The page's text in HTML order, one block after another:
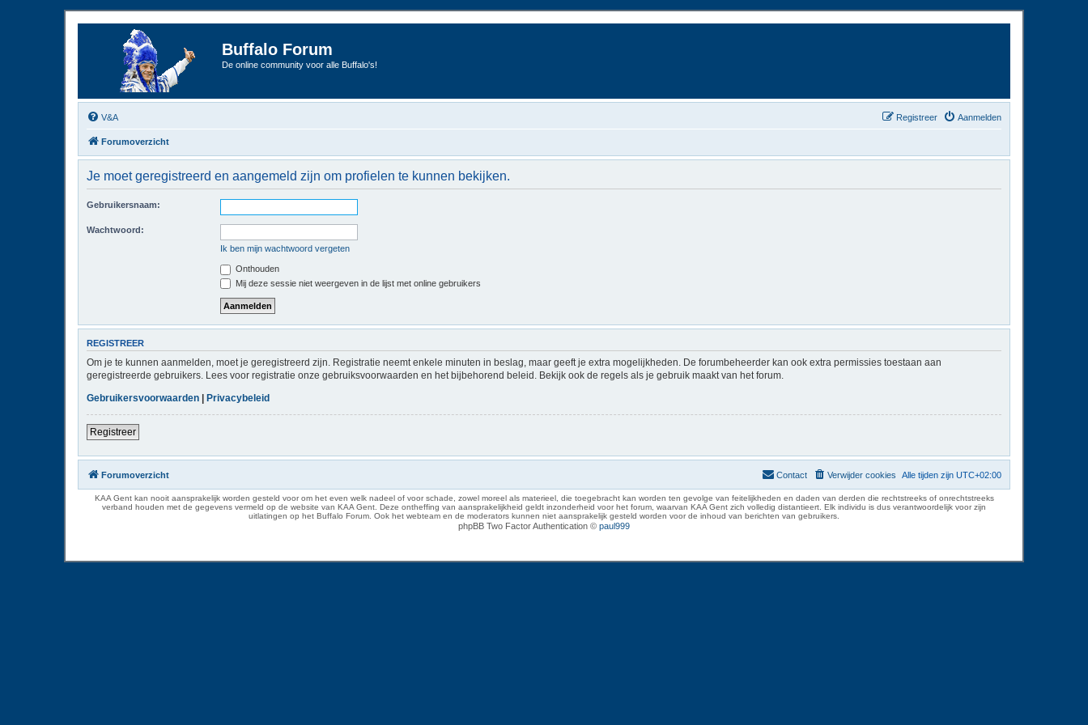
Buffalo Forum
De online community voor alle Buffalo's!
V&A Aanmelden
Registreer
Forumoverzicht
Je moet geregistreerd en aangemeld zijn om profielen te kunnen bekijken.
Gebruikersnaam:
Wachtwoord:
Ik ben mijn wachtwoord vergeten
Onthouden
Mij deze sessie niet weergeven in de lijst met online gebruikers
REGISTREER
Om je te kunnen aanmelden, moet je geregistreerd zijn. Registratie neemt enkele minuten in beslag, maar geeft je extra mogelijkheden. De forumbeheerder kan ook extra permissies toestaan aan
geregistreerde gebruikers. Lees voor registratie onze gebruiksvoorwaarden en het bijbehorend beleid. Bekijk ook de regels als je gebruik maakt van het forum.
Gebruikersvoorwaarden | Privacybeleid
Registreer
Forumoverzicht Alle tijden zijn UTC+02:00
Verwijder cookies
Contact
KAA Gent kan nooit aansprakelijk worden gesteld voor om het even welk nadeel of voor schade, zowel moreel als materieel, die toegebracht kan worden ten gevolge van feitelijkheden en daden van derden die rechtstreeks of onrechtstreeks
verband houden met de gegevens vermeld op de website van KAA Gent. Deze ontheffing van aansprakelijkheid geldt inzonderheid voor het forum, waarvan KAA Gent zich volledig distantieert. Elk individu is dus verantwoordelijk voor zijn
uitlatingen op het Buffalo Forum. Ook het webteam en de moderators kunnen niet aansprakelijk gesteld worden voor de inhoud van berichten van gebruikers.
phpBB Two Factor Authentication © paul999